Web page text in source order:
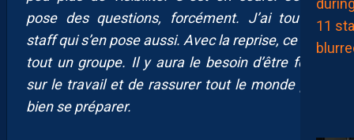
pose des questions, forcément. J’ai tout un
staff qui s’en pose aussi. Avec la reprise, ce sera
tout un groupe. Il y aura le besoin d’être focus
sur le travail et de rassurer tout le monde pour
bien se préparer.